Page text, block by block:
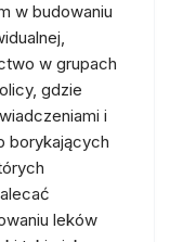
w budowaniu
w grupach
gdzie
i
borykających
leków